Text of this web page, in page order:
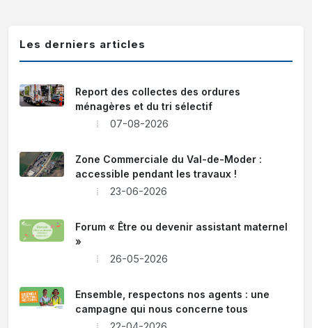
Les derniers articles
Report des collectes des ordures
ménagères et du tri sélectif
07-08-2026
Zone Commerciale du Val-de-Moder :
accessible pendant les travaux !
23-06-2026
Forum « Être ou devenir assistant maternel
»
26-05-2026
Ensemble, respectons nos agents : une
campagne qui nous concerne tous